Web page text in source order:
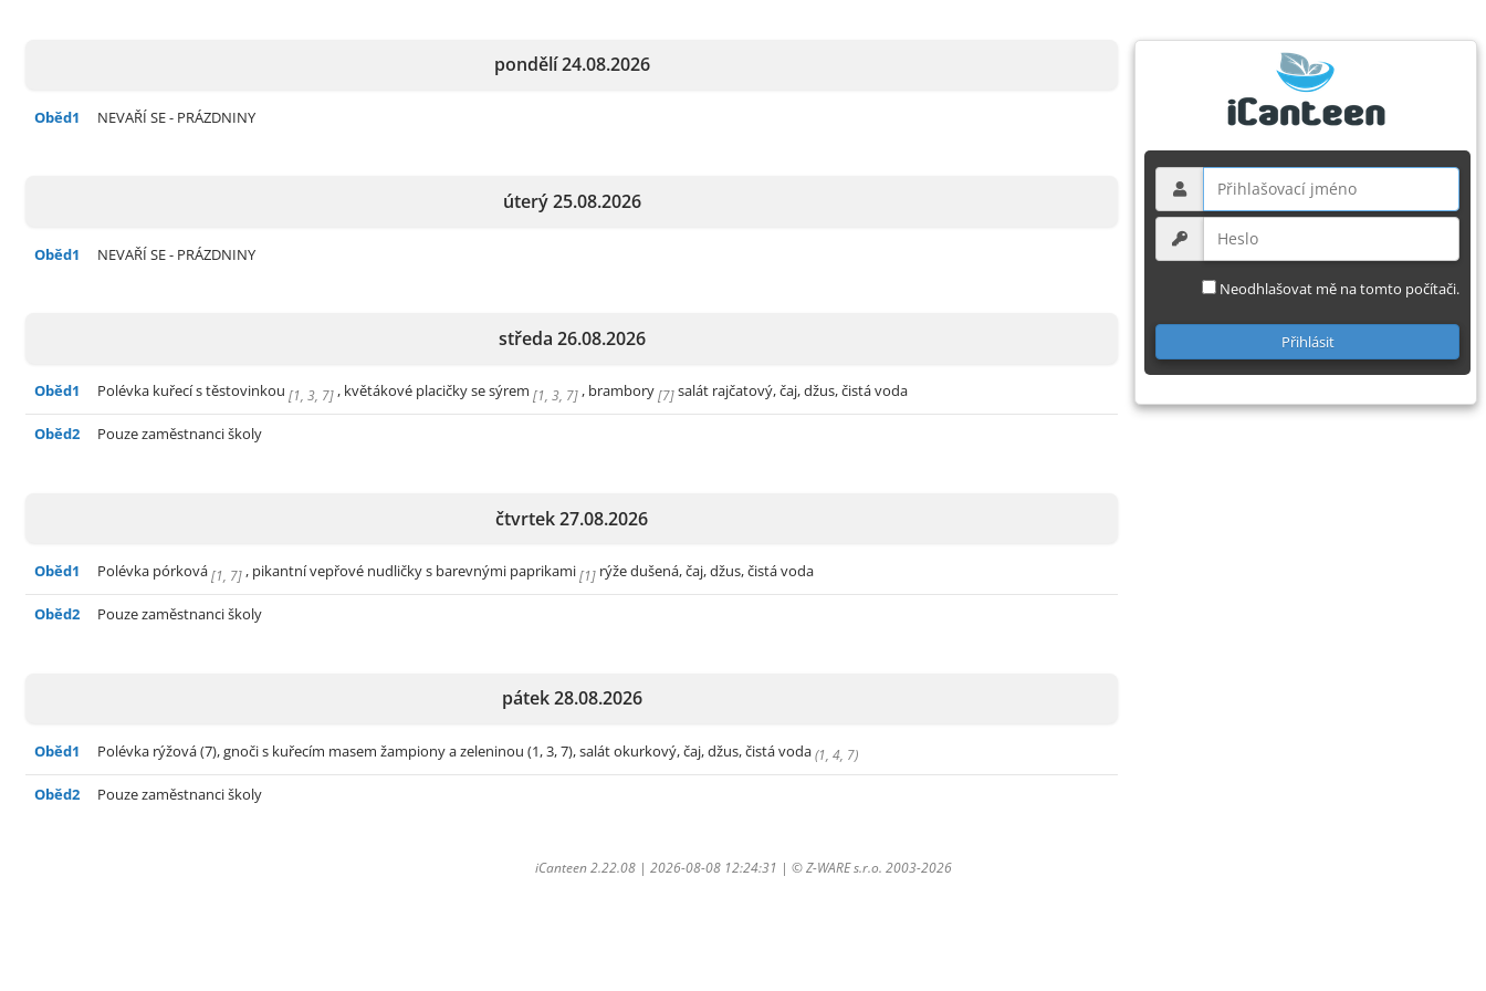
Neodhlašovat mě na tomto počítači.
pondělí 24.08.2026
Oběd1 NEVAŘÍ SE - PRÁZDNINY
úterý 25.08.2026
Oběd1 NEVAŘÍ SE - PRÁZDNINY
středa 26.08.2026
Oběd1 Polévka kuřecí s těstovinkou [1, 3, 7] , květákové placičky se sýrem [1, 3, 7] , brambory[7]salát rajčatový, čaj, džus, čistá voda
Oběd2 Pouze zaměstnanci školy
čtvrtek 27.08.2026
Oběd1 Polévka pórková[1, 7] , pikantní vepřové nudličky s barevnými paprikami[1] rýže dušená, čaj, džus, čistá voda
Oběd2 Pouze zaměstnanci školy
pátek 28.08.2026
Oběd1 Polévka rýžová (7), gnoči s kuřecím masem žampiony a zeleninou (1, 3, 7), salát okurkový, čaj, džus, čistá voda(1, 4, 7)
Oběd2 Pouze zaměstnanci školy
iCanteen 2.22.08 | 2026-08-08 12:24:31 | ©Z-WARE s.r.o. 2003-2026